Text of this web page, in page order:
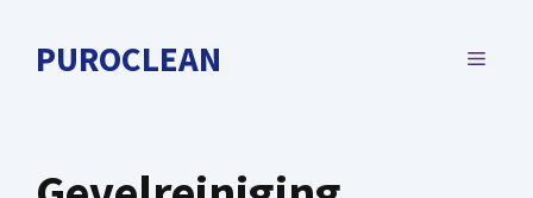
naarPUROCLEAN MENU